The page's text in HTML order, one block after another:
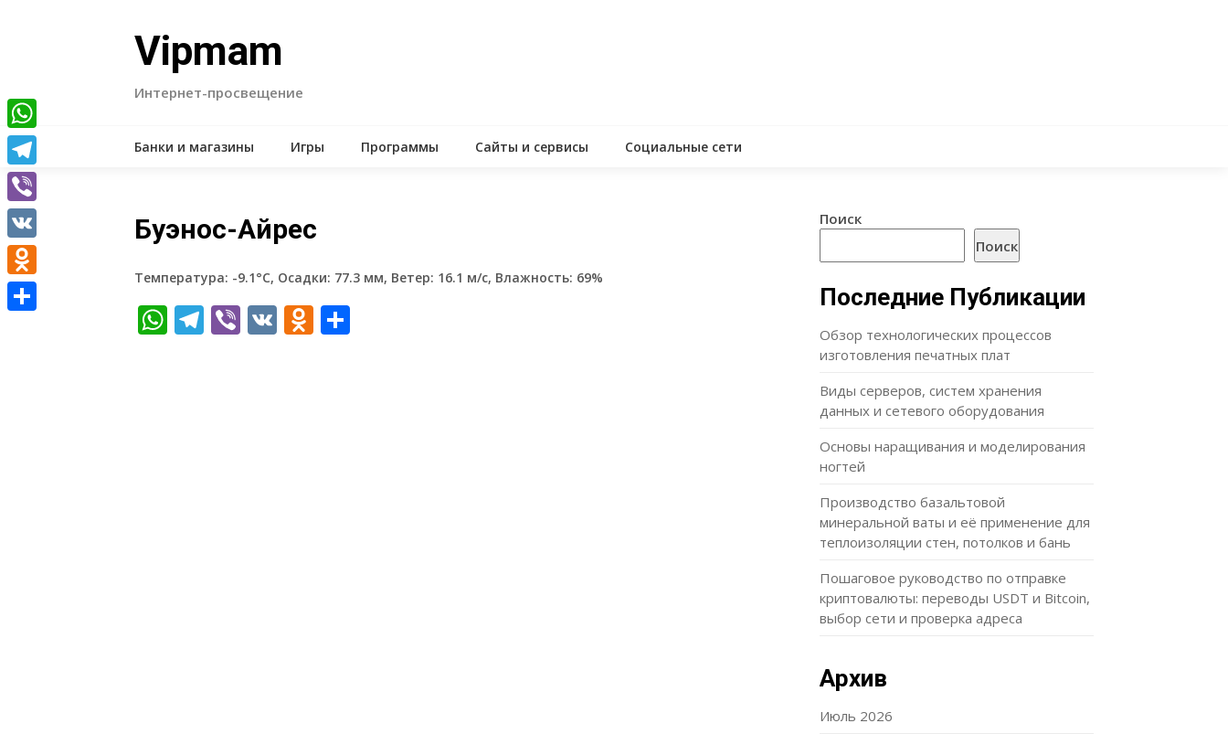
Vipmam
Интернет-просвещение
Банки и магазины Игры Программы Сайты и сервисы Социальные сети
Буэнос-Айрес
Температура: -9.1°C, Осадки: 77.3 мм, Ветер: 16.1 м/с, Влажность: 69%
WhatsApp
Telegram
Viber
VKOdnoklassniki
Поиск
Поиск
Последние Публикации
Обзор технологических процессов
изготовления печатных плат
Виды серверов, систем хранения
данных и сетевого оборудования
Основы наращивания и моделирования
ногтей
Производство базальтовой
минеральной ваты и её применение для
теплоизоляции стен, потолков и бань
Пошаговое руководство по отправке
криптовалюты: переводы USDT и Bitcoin,
выбор сети и проверка адреса
Архив
Июль 2026
WhatsApp
Telegram
Viber
VK
Odnoklassniki